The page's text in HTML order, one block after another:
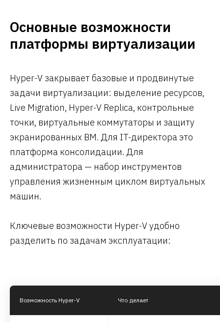
Основные возможности
платформы виртуализации
Hyper-V закрывает базовые и продвинутые
задачи виртуализации: выделение ресурсов,
Live Migration, Hyper-V Replica, контрольные
точки, виртуальные коммутаторы и защиту
экранированных ВМ. Для IT-директора это
платформа консолидации. Для
администратора — набор инструментов
управления жизненным циклом виртуальных
машин.
Ключевые возможности Hyper-V удобно
разделить по задачам эксплуатации:
Возможность Hyper-V Что делает